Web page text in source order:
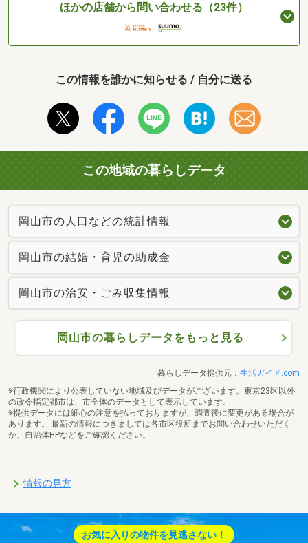
ほかの店舗から問い合わせる（23件）
この情報を誰かに知らせる / 自分に送る
この地域の暮らしデータ
岡山市の人口などの統計情報
岡山市の結婚・育児の助成金
岡山市の治安・ごみ収集情報
岡山市の暮らしデータをもっと見る
暮らしデータ提供元： 生活ガイド.com
※行政機関により公表していない地域及びデータがございます。東京23区以外
の政令指定都市は、市全体のデータとして表示しています。
※提供データには細心の注意を払っておりますが、調査後に変更がある場合が
あります。 最新の情報につきましては各市区役所までお問い合わせいただく
か、自治体HPなどをご確認ください。
情報の見方
お気に入りの物件を見逃さない！